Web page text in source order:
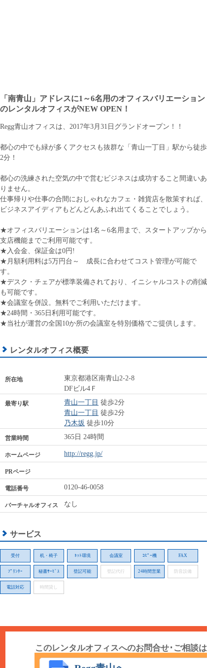
「南青山」アドレスに1～6名用のオフィスバリエーション
のレンタルオフィスがNEW OPEN！
Regg青山オフィスは、2017年3月31日グランドオープン！！
都心の中でも緑が多くアクセスも抜群な「青山一丁目」駅から徒歩
2分！
都心の洗練された空気の中で営むビジネスは成功すること間違いあ
りません。
仕事帰りや仕事の合間におしゃれなカフェ・雑貨店を散策すれば、
ビジネスアイディアもどんどんあふれ出てくることでしょう。
★オフィスバリエーションは1名～6名用まで、スタートアップから
支店機能までご利用可能です。
★入会金、保証金は0円!
★月額利用料は5万円台～ 成長に合わせてコスト管理が可能で
す。
★デスク・チェアが標準装備されており、イニシャルコストの削減
も可能です。
★会議室を併設。無料でご利用いただけます。
★24時間・365日利用可能です。
★当社が運営の全国10か所の会議室を特別価格でご提供します。
レンタルオフィス概要
所在地
東京都港区南青山2-2-8
DFビル4Ｆ
最寄り駅 青山一丁目 徒歩2分
青山一丁目 徒歩2分
乃木坂 徒歩10分
営業時間 365日 24時間
ホームページ http://regg.jp/
PRページ
電話番号 0120-46-0058
バーチャルオフィス なし
サービス
受付 机・椅子 ﾈｯﾄ環境 会議室 ｺﾋﾟｰ機 FAX
ﾌﾟﾘﾝﾀｰ 秘書ｻｰﾋﾞｽ 登記可能 登記代行 24時間営業 防音設備
電話対応 時間貸し
このレンタルオフィスへのお問合せ･ご相談は
こちら